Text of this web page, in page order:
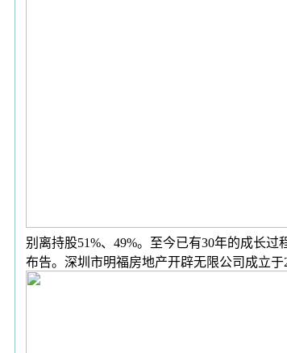
别离持股51%、49%。至今已有30年的成长
布告。深圳市明福房地产开辟无限公司成立